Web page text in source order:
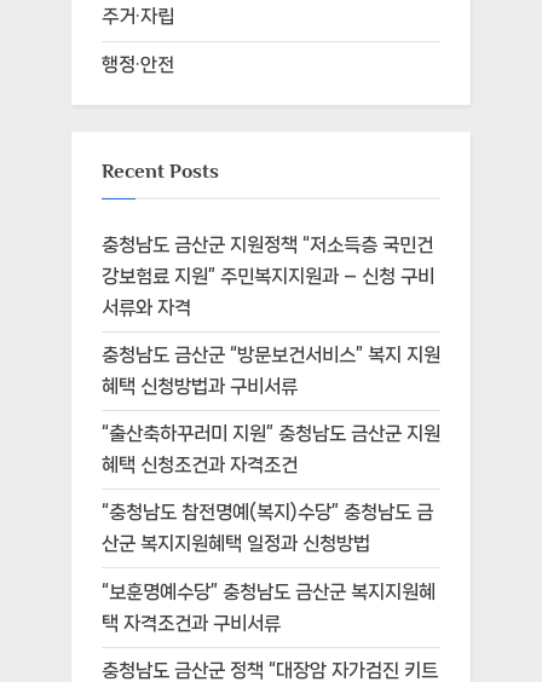
주거·자립
행정·안전
Recent Posts
충청남도 금산군 지원정책 “저소득층 국민건
강보험료 지원” 주민복지지원과 – 신청 구비
서류와 자격
충청남도 금산군 “방문보건서비스” 복지 지원
혜택 신청방법과 구비서류
“출산축하꾸러미 지원” 충청남도 금산군 지원
혜택 신청조건과 자격조건
“충청남도 참전명예(복지)수당” 충청남도 금
산군 복지지원혜택 일정과 신청방법
“보훈명예수당” 충청남도 금산군 복지지원혜
택 자격조건과 구비서류
충청남도 금산군 정책 “대장암 자가검진 키트